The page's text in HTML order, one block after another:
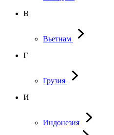
В
Вьетнам
Г
Грузия
И
Индонезия